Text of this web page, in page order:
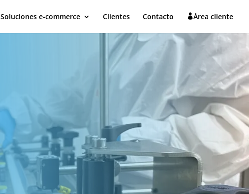
Soluciones e-commerce Clientes Contacto Área cliente